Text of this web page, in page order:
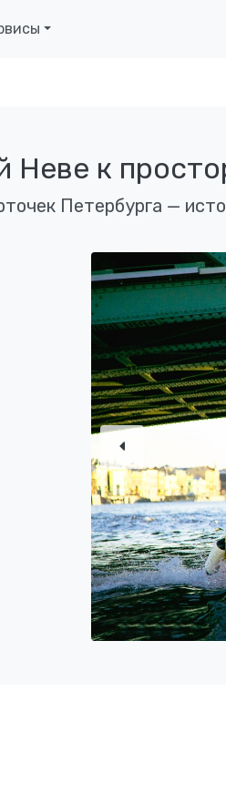
Неве к
Петербурга —